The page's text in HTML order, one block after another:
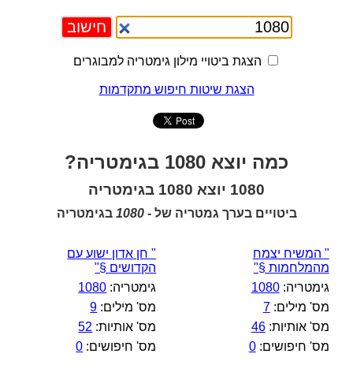
הצגת ביטויי מילון גימטריה למבוגרים
הצגת שיטות חיפוש מתקדמות
כמה יוצא 1080 בגימטריה?
1080 יוצא 1080 בגימטריה
ביטויים בערך גמטריה של -1080 בגימטריה
" המשיח יצמח
מהמלחמות §"
גימטריה:1080
מס' מילים:7
מס' אותיות:46
מס' חיפושים:0
" חן אדון ישוע עם
הקדושים §"
גימטריה: 1080
מס' מילים: 9
מס' אותיות: 52
מס' חיפושים: 0